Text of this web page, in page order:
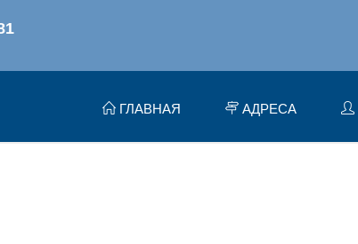
ГЛАВНАЯ АДРЕСА